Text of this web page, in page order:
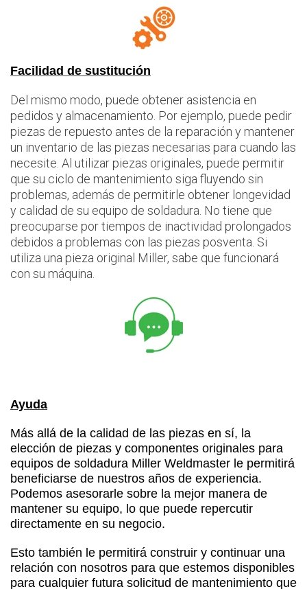
Facilidad de sustitución
Del mismo modo, puede obtener asistencia en
pedidos y almacenamiento. Por ejemplo, puede pedir
piezas de repuesto antes de la reparación y mantener
un inventario de las piezas necesarias para cuando las
necesite. Al utilizar piezas originales, puede permitir
que su ciclo de mantenimiento siga fluyendo sin
problemas, además de permitirle obtener longevidad
y calidad de su equipo de soldadura. No tiene que
preocuparse por tiempos de inactividad prolongados
debidos a problemas con las piezas posventa. Si
utiliza una pieza original Miller, sabe que funcionará
con su máquina.
Ayuda
Más allá de la calidad de las piezas en sí, la
elección de piezas y componentes originales para
equipos de soldadura Miller Weldmaster le permitirá
beneficiarse de nuestros años de experiencia.
Podemos asesorarle sobre la mejor manera de
mantener su equipo, lo que puede repercutir
directamente en su negocio.
Esto también le permitirá construir y continuar una
relación con nosotros para que estemos disponibles
para cualquier futura solicitud de mantenimiento que